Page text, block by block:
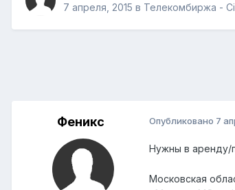
7 апреля, 2015 в Телекомбиржа -
Феникс Опубликовано 7
Нужны в аренду/
Московская